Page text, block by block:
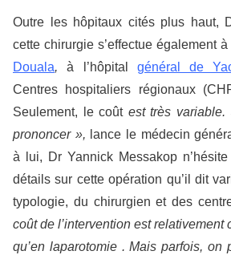
Outre les hôpitaux cités plus haut,
cette chirurgie s’effectue également à
Douala,à l’hôpital général de
Centres hospitaliers régionaux
Seulement, le coûtest très variable.
prononcer », lance le médecin
à lui, Dr Yannick Messakop
détails sur cette opération qu’il dit
typologie, du chirurgien et des
coût de l’intervention est relativement
qu’en laparotomie . Mais parfois, on